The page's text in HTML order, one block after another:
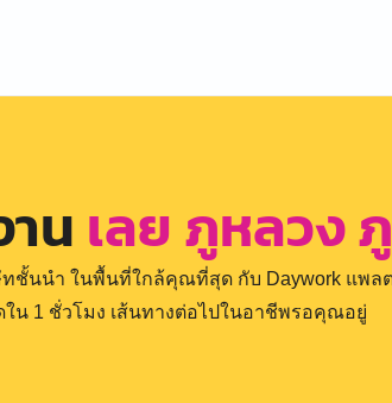
น เลย ภูหลวง
ชั้นนำ ในพื้นที่ใกล้คุณที่สุด กับ Daywork แพ
ใน 1 ชั่วโมง เส้นทางต่อไปในอาชีพรอคุณอยู่